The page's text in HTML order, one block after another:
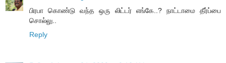
பிரபா கொண்டு வந்த ஒரு லிட்டர் எங்கே..? நாட்டாமை தீர்ப்பை
சொல்லு..
Reply